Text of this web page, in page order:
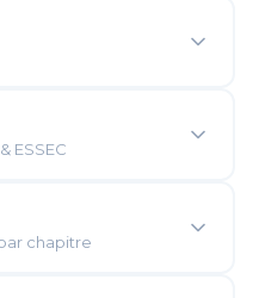
pour chaque
et concepts essentiels
ESSEC
renommé et
et ESSEC, pour vous
chapitre